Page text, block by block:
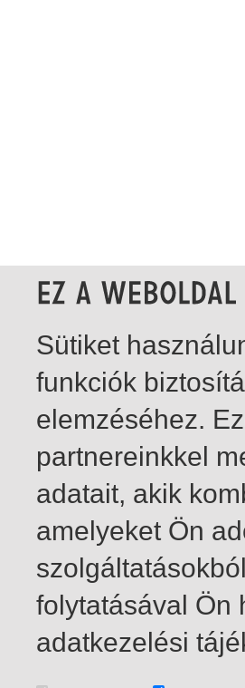
1-1 / összesen 1 találat
Sütiket
funkciók
elemzéséhez.
partnereinkkel
adatait, akik
amelyeket Ön
folytatásával Ön
adatkezelési